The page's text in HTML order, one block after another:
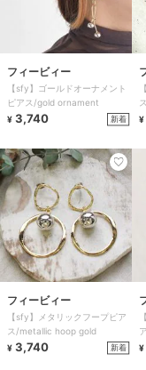
フィービィー
【sfy】ゴールドオーナメント
ピアス/gold ornament
¥ 3,740 新着 ¥
フィービィー
【sfy】メタリックフープピア
ス/metallic hoop gold
¥ 3,740 新着
¥